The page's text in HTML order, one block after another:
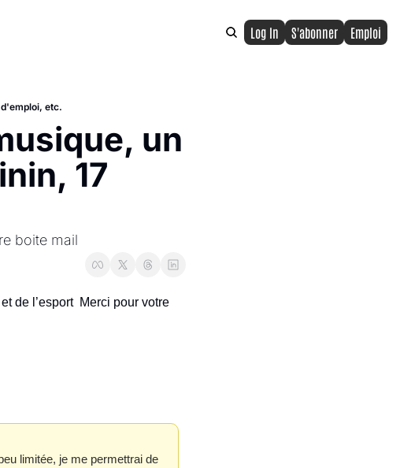
Log In S'abonner Emploi
etc.
un
17
boite mail
de l’esport  Merci pour votre
limitée, je me permettrai de